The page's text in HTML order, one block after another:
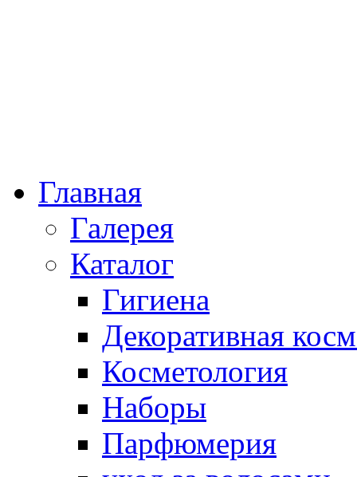
Главная
Галерея
Каталог
Гигиена
Декоративная
Косметология
Наборы
Парфюмерия